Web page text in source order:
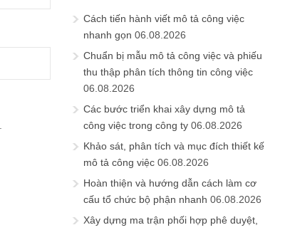
Cách tiến hành viết mô tả công việc
nhanh gọn 06.08.2026
Chuẩn bị mẫu mô tả công việc và phiếu
thu thập phân tích thông tin công việc
06.08.2026
Các bước triển khai xây dựng mô tả
công việc trong công ty 06.08.2026
Khảo sát, phân tích và mục đích thiết kế
mô tả công việc 06.08.2026
Hoàn thiện và hướng dẫn cách làm cơ
cấu tổ chức bộ phận nhanh 06.08.2026
Xây dựng ma trận phối hợp phê duyệt,